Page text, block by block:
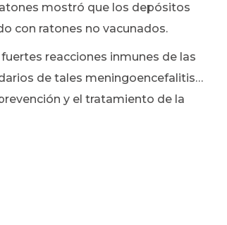
mostró que los depósitos
con ratones no vacunados.
reacciones inmunes de las
de tales meningoencefalitis…
y el tratamiento de la